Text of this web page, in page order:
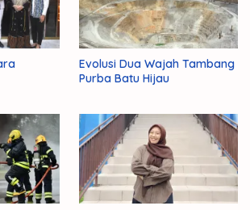
Evolusi Dua Wajah Tambang
Purba Batu Hijau